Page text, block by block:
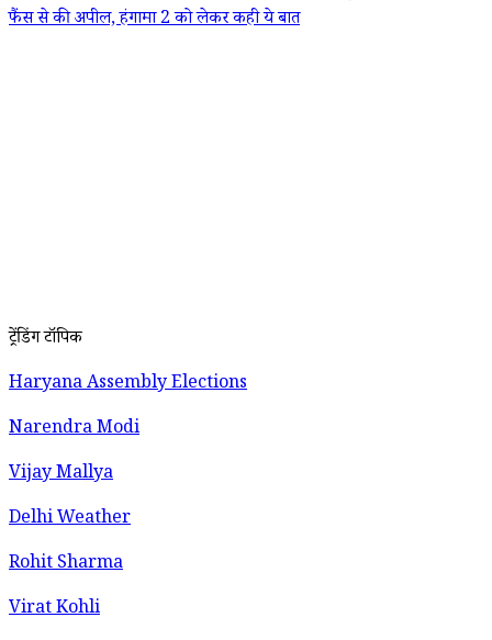
फैंस से की अपील, हंगामा 2 को लेकर कही ये बात
ट्रेंडिंग टॉपिक
Haryana Assembly Elections
Narendra Modi
Vijay Mallya
Delhi Weather
Rohit Sharma
Virat Kohli